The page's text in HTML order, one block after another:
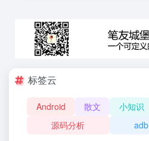
标签云
Android 散文 小知识
源码分析
adb